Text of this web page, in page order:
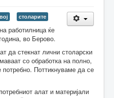
столарите
работилница ќе
во Берово.
да стекнат лични столарски
со обработка на полно,
Поттикнуваме да се
алат и материјали